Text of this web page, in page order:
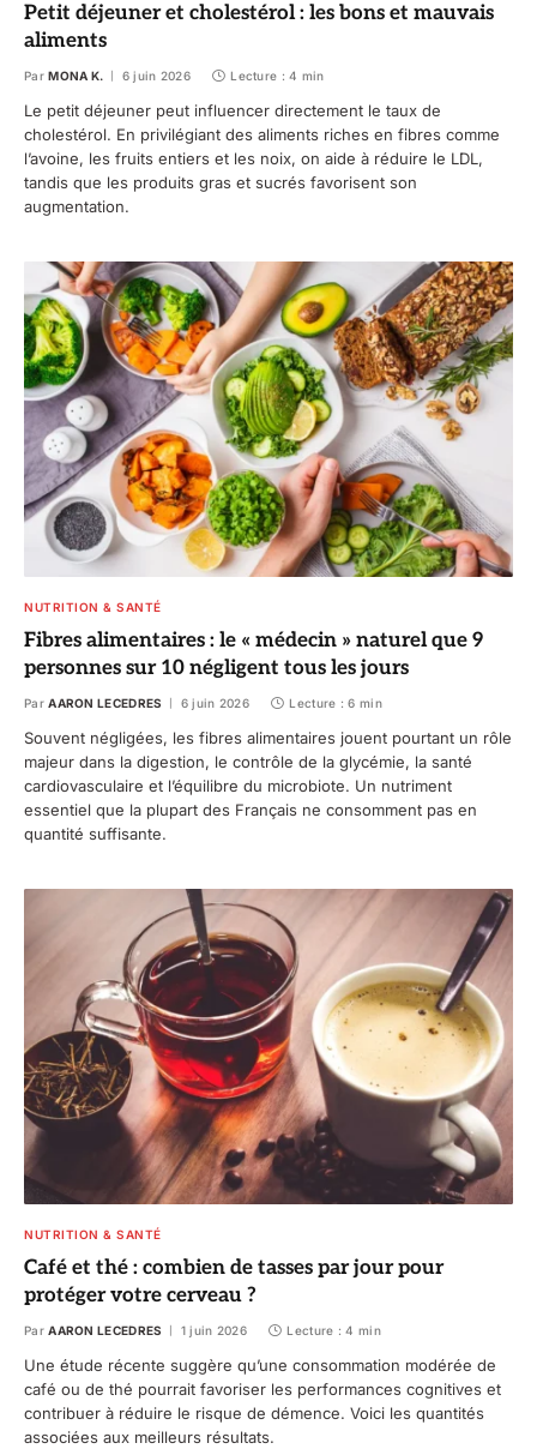
Petit déjeuner et cholestérol : les bons et mauvais
aliments
Par MONA K. 6 juin 2026 Lecture : 4 min
Le petit déjeuner peut influencer directement le taux de
cholestérol. En privilégiant des aliments riches en fibres comme
l’avoine, les fruits entiers et les noix, on aide à réduire le LDL,
tandis que les produits gras et sucrés favorisent son
augmentation.
NUTRITION & SANTÉ
Fibres alimentaires : le « médecin » naturel que 9
personnes sur 10 négligent tous les jours
Par AARON LECEDRES 6 juin 2026 Lecture : 6 min
Souvent négligées, les fibres alimentaires jouent pourtant un rôle
majeur dans la digestion, le contrôle de la glycémie, la santé
cardiovasculaire et l’équilibre du microbiote. Un nutriment
essentiel que la plupart des Français ne consomment pas en
quantité suffisante.
NUTRITION & SANTÉ
Café et thé : combien de tasses par jour pour
protéger votre cerveau ?
Par AARON LECEDRES 1 juin 2026 Lecture : 4 min
Une étude récente suggère qu’une consommation modérée de
café ou de thé pourrait favoriser les performances cognitives et
contribuer à réduire le risque de démence. Voici les quantités
associées aux meilleurs résultats.